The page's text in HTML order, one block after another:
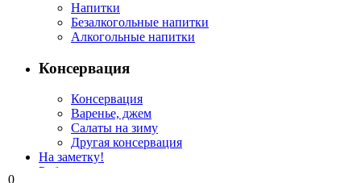
0
Напитки
Безалкогольные напитки
Алкогольные напитки
Консервация
Консервация
Варенье, джем
Салаты на зиму
Другая консервация
На заметку!
Рубрикатор